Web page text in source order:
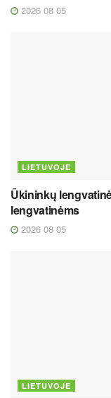
2026 08 05
LIETUVOJE
Ūkininkų
lengvatinėms
2026 08 05
LIETUVOJE